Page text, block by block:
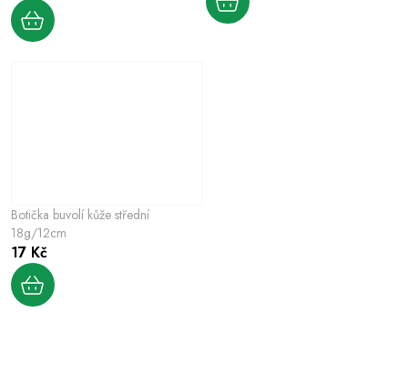
Botička buvolí kůže střední
18g/12cm
17 Kč